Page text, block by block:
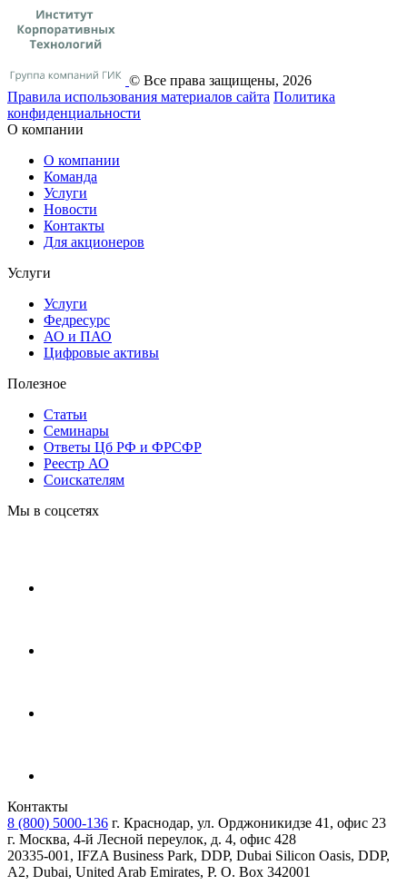
© Все права защищены, 2026
Правила использования материалов сайта Политика
конфиденциальности
О компании
О компании
Команда
Услуги
Новости
Контакты
Для акционеров
Услуги
Услуги
Федресурс
АО и ПАО
Цифровые активы
Полезное
Статьи
Cеминары
Ответы Цб РФ и ФРСФР
Реестр АО
Соискателям
Мы в соцсетях
Контакты
8 (800) 5000-136 г. Краснодар, ул. Орджоникидзе 41, офис 23
г. Москва, 4-й Лесной переулок, д. 4, офис 428
20335-001, IFZA Business Park, DDP, Dubai Silicon Oasis, DDP,
A2, Dubai, United Arab Emirates, P. O. Box 342001